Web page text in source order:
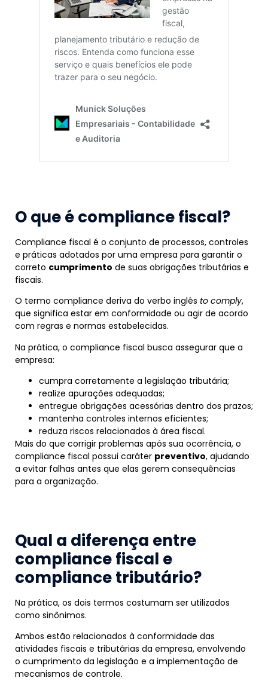
O que é compliance fiscal?
Compliance fiscal é o conjunto de processos, controles
e práticas adotados por uma empresa para garantir o
correto cumprimento de suas obrigações tributárias e
fiscais.
O termo compliance deriva do verbo inglês to comply,
que significa estar em conformidade ou agir de acordo
com regras e normas estabelecidas.
Na prática, o compliance fiscal busca assegurar que a
empresa:
cumpra corretamente a legislação tributária;
realize apurações adequadas;
entregue obrigações acessórias dentro dos prazos;
mantenha controles internos eficientes;
reduza riscos relacionados à área fiscal.
Mais do que corrigir problemas após sua ocorrência, o
compliance fiscal possui caráter preventivo, ajudando
a evitar falhas antes que elas gerem consequências
para a organização.
Qual a diferença entre
compliance fiscal e
compliance tributário?
Na prática, os dois termos costumam ser utilizados
como sinônimos.
Ambos estão relacionados à conformidade das
atividades fiscais e tributárias da empresa, envolvendo
o cumprimento da legislação e a implementação de
mecanismos de controle.